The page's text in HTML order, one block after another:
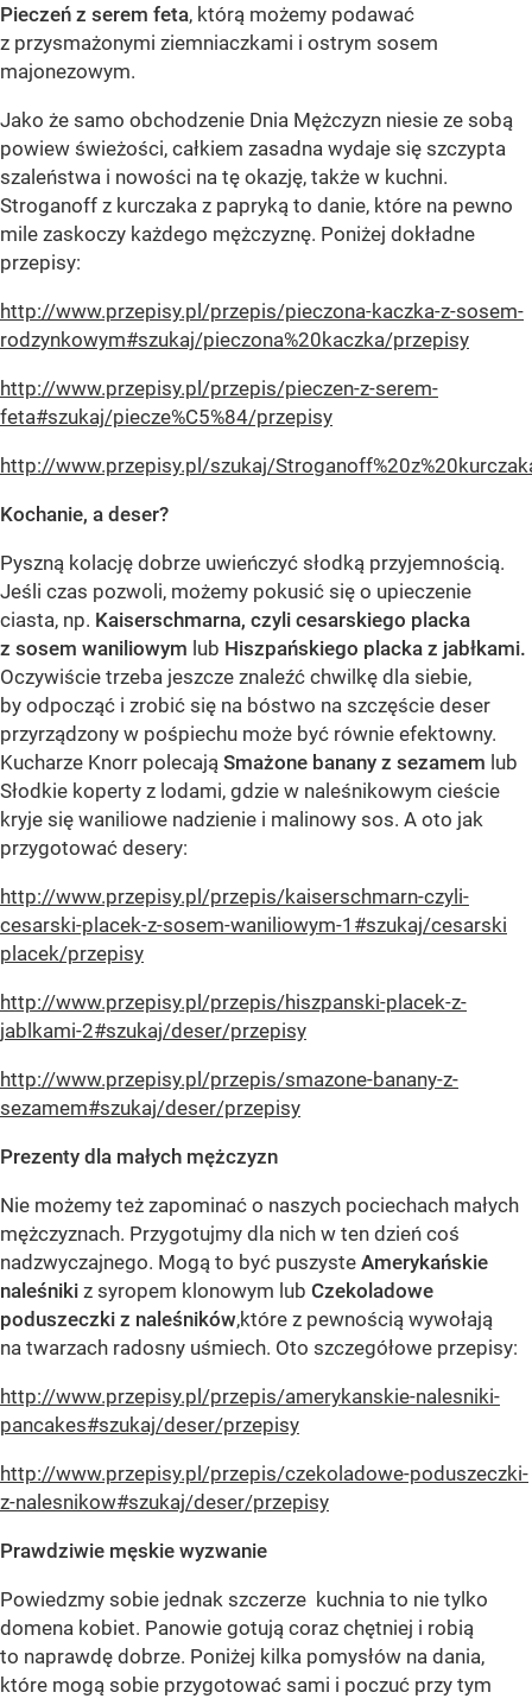
Pieczeń z serem feta, którą możemy podawać
z przysmażonymi ziemniaczkami i ostrym sosem
majonezowym.
Jako że samo obchodzenie Dnia Mężczyzn niesie ze sobą
powiew świeżości, całkiem zasadna wydaje się szczypta
szaleństwa i nowości na tę okazję, także w kuchni.
Stroganoff z kurczaka z papryką to danie, które na pewno
mile zaskoczy każdego mężczyznę. Poniżej dokładne
przepisy:
http://www.przepisy.pl/przepis/pieczona-kaczka-z-sosem-
rodzynkowym#szukaj/pieczona%20kaczka/przepisy
http://www.przepisy.pl/przepis/pieczen-z-serem-
feta#szukaj/piecze%C5%84/przepisy
http://www.przepisy.pl/szukaj/
Kochanie, a deser?
Pyszną kolację dobrze uwieńczyć słodką przyjemnością.
Jeśli czas pozwoli, możemy pokusić się o upieczenie
ciasta, np. Kaiserschmarna, czyli cesarskiego placka
z sosem waniliowym lub Hiszpańskiego placka z jabłkami.
Oczywiście trzeba jeszcze znaleźć chwilkę dla siebie,
by odpocząć i zrobić się na bóstwo na szczęście deser
przyrządzony w pośpiechu może być równie efektowny.
Kucharze Knorr polecają Smażone banany z sezamem lub
Słodkie koperty z lodami, gdzie w naleśnikowym cieście
kryje się waniliowe nadzienie i malinowy sos. A oto jak
przygotować desery:
http://www.przepisy.pl/przepis/kaiserschmarn-czyli-
cesarski-placek-z-sosem-waniliowym-1#szukaj/cesarski
placek/przepisy
http://www.przepisy.pl/przepis/hiszpanski-placek-z-
jablkami-2#szukaj/deser/przepisy
http://www.przepisy.pl/przepis/smazone-banany-z-
sezamem#szukaj/deser/przepisy
Prezenty dla małych mężczyzn
Nie możemy też zapominać o naszych pociechach małych
mężczyznach. Przygotujmy dla nich w ten dzień coś
nadzwyczajnego. Mogą to być puszyste Amerykańskie
naleśniki z syropem klonowym lub Czekoladowe
poduszeczki z naleśników,które z pewnością wywołają
na twarzach radosny uśmiech. Oto szczegółowe przepisy:
http://www.przepisy.pl/przepis/amerykanskie-nalesniki-
pancakes#szukaj/deser/przepisy
http://www.przepisy.pl/przepis/czekoladowe-poduszeczki-
z-nalesnikow#szukaj/deser/przepisy
Prawdziwie męskie wyzwanie
Powiedzmy sobie jednak szczerze kuchnia to nie tylko
domena kobiet. Panowie gotują coraz chętniej i robią
to naprawdę dobrze. Poniżej kilka pomysłów na dania,
które mogą sobie przygotować sami i poczuć przy tym